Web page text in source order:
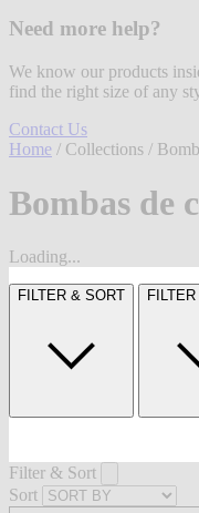
Need more help?
We know our products
find the right size of any
Contact Us
Home / Collections /
Bombas de
Loading...
FILTER & SORT
Filter & Sort
Sort